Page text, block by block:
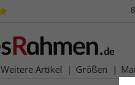
Weitere Artikel Größen